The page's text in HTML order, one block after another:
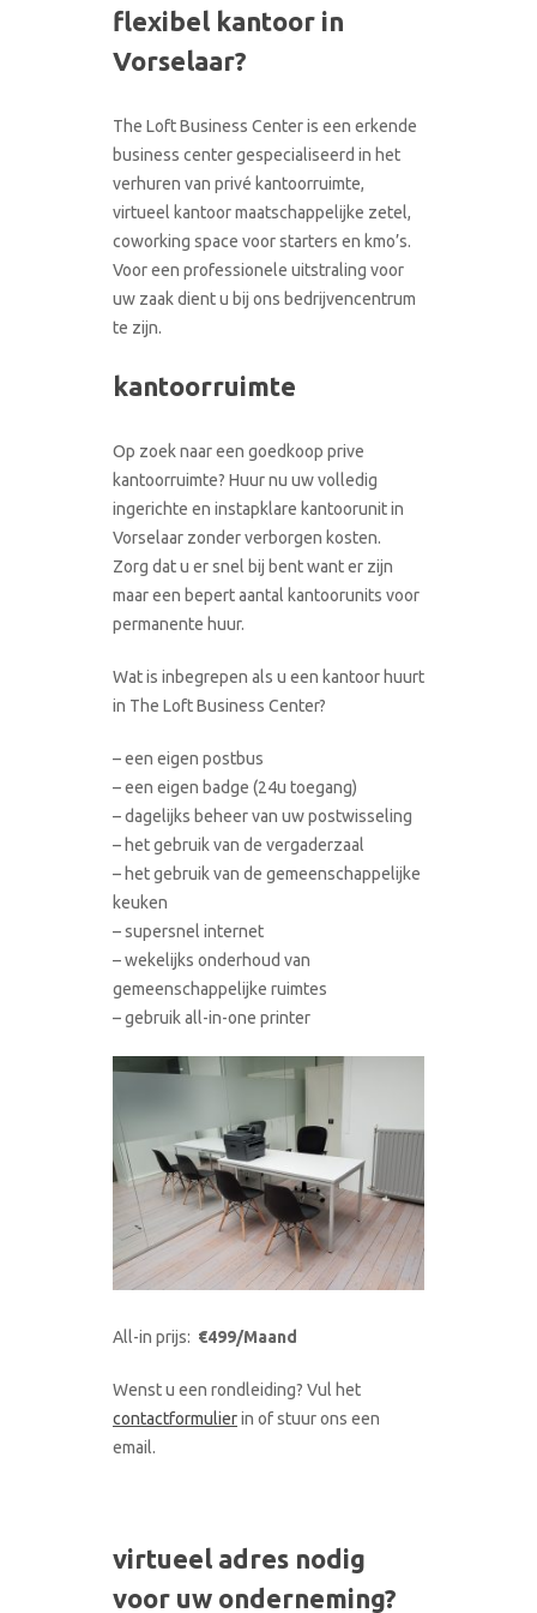
CONTACT
flexibel kantoor in
Vorselaar?
The Loft Business Center is een erkende
business center gespecialiseerd in het
verhuren van privé kantoorruimte,
virtueel kantoor maatschappelijke zetel,
coworking space voor starters en kmo’s.
Voor een professionele uitstraling voor
uw zaak dient u bij ons bedrijvencentrum
te zijn.
kantoorruimte
Op zoek naar een goedkoop prive
kantoorruimte? Huur nu uw volledig
ingerichte en instapklare kantoorunit in
Vorselaar zonder verborgen kosten.
Zorg dat u er snel bij bent want er zijn
maar een bepert aantal kantoorunits voor
permanente huur.
Wat is inbegrepen als u een kantoor huurt
in The Loft Business Center?
– een eigen postbus
– een eigen badge (24u toegang)
– dagelijks beheer van uw postwisseling
– het gebruik van de vergaderzaal
– het gebruik van de gemeenschappelijke
keuken
– supersnel internet
– wekelijks onderhoud van
gemeenschappelijke ruimtes
– gebruik all-in-one printer
All-in prijs: €499/Maand
Wenst u een rondleiding? Vul het
contactformulierin of stuur ons een
email.
virtueel adres nodig
voor uw onderneming?